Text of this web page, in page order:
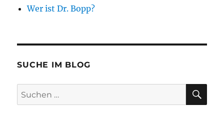
Wer ist Dr. Bopp?
SUCHE IM BLOG
Suchen
nach: